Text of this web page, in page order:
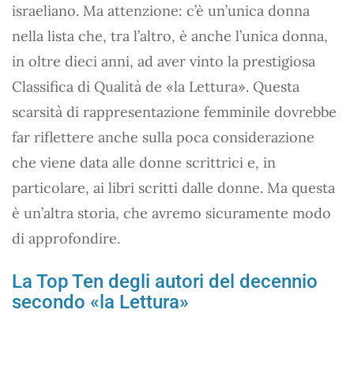
israeliano. Ma attenzione: c’è un’unica donna
nella lista che, tra l’altro, è anche l’unica donna,
in oltre dieci anni, ad aver vinto la prestigiosa
Classifica di Qualità de «la Lettura». Questa
scarsità di rappresentazione femminile dovrebbe
far riflettere anche sulla poca considerazione
che viene data alle donne scrittrici e, in
particolare, ai libri scritti dalle donne. Ma questa
è un’altra storia, che avremo sicuramente modo
di approfondire.
La Top Ten degli autori del decennio
secondo «la Lettura»